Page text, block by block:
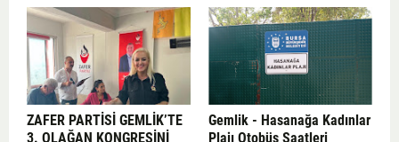
ZAFER PARTİSİ GEMLİK’TE
3. OLAĞAN KONGRESİNİ
Gemlik - Hasanağa Kadınlar
Plajı Otobüs Saatleri